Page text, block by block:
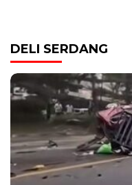
DELI SERDANG